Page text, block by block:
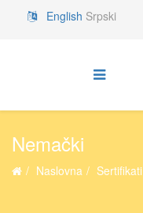
English Srpski
Nemački
Naslovna Sertifikati